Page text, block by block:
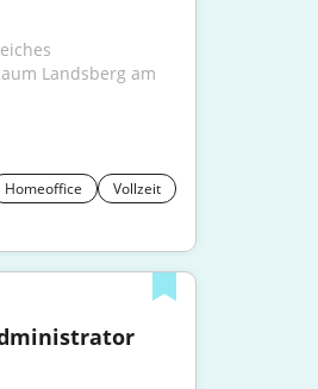
Landsberg am
Homeoffice Vollzeit